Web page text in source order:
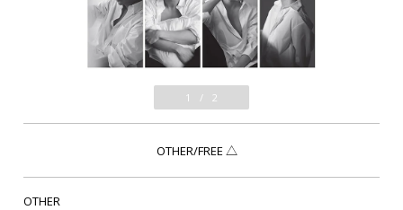
1 / 2
OTHER/FREE △
OTHER